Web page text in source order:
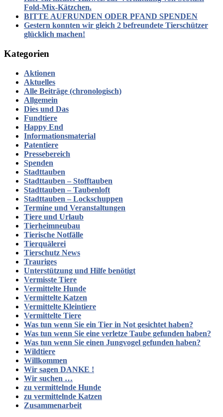
Fold-Mix-Kätzchen.
BITTE AUFRUNDEN ODER PFAND SPENDEN
Gestern konnten wir gleich 2 befreundete Tierschützer
glücklich machen!
Kategorien
Aktionen
Aktuelles
Alle Beiträge (chronologisch)
Allgemein
Dies und Das
Fundtiere
Happy End
Informationsmaterial
Patentiere
Pressebereich
Spenden
Stadttauben
Stadttauben – Stofftauben
Stadttauben – Taubenloft
Stadttauben – Lockschuppen
Termine und Veranstaltungen
Tiere und Urlaub
Tierheimneubau
Tierische Notfälle
Tierquälerei
Tierschutz News
Trauriges
Unterstützung und Hilfe benötigt
Vermisste Tiere
Vermittelte Hunde
Vermittelte Katzen
Vermittelte Kleintiere
Vermittelte Tiere
Was tun wenn Sie ein Tier in Not gesichtet haben?
Was tun wenn Sie eine verletze Taube gefunden haben?
Was tun wenn Sie einen Jungvogel gefunden haben?
Wildtiere
Willkommen
Wir sagen DANKE !
Wir suchen …
zu vermittelnde Hunde
zu vermittelnde Katzen
Zusammenarbeit